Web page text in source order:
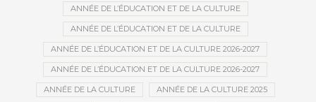
ANNÉE DE L’ÉDUCATION ET DE LA CULTURE
ANNÉE DE L’ÉDUCATION ET DE LA CULTURE
ANNÉE DE L’ÉDUCATION ET DE LA CULTURE 2026-2027
ANNÉE DE L’ÉDUCATION ET DE LA CULTURE 2026-2027
ANNÉE DE LA CULTURE ANNÉE DE LA CULTURE 2025